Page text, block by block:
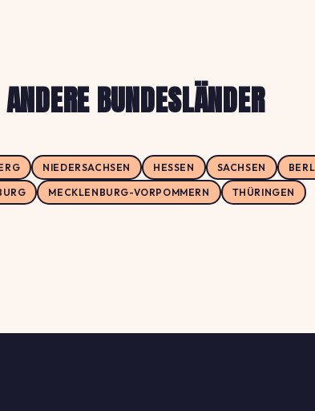
ANDERE BUNDESLÄNDER
NIEDERSACHSEN HESSEN SACHSEN
MECKLENBURG-VORPOMMERN THÜRINGEN